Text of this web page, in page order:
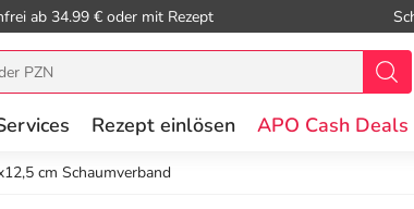
ab 34.99 € oder mit Rezept
Rezept einlösen APO Cash Deals
cm Schaumverband